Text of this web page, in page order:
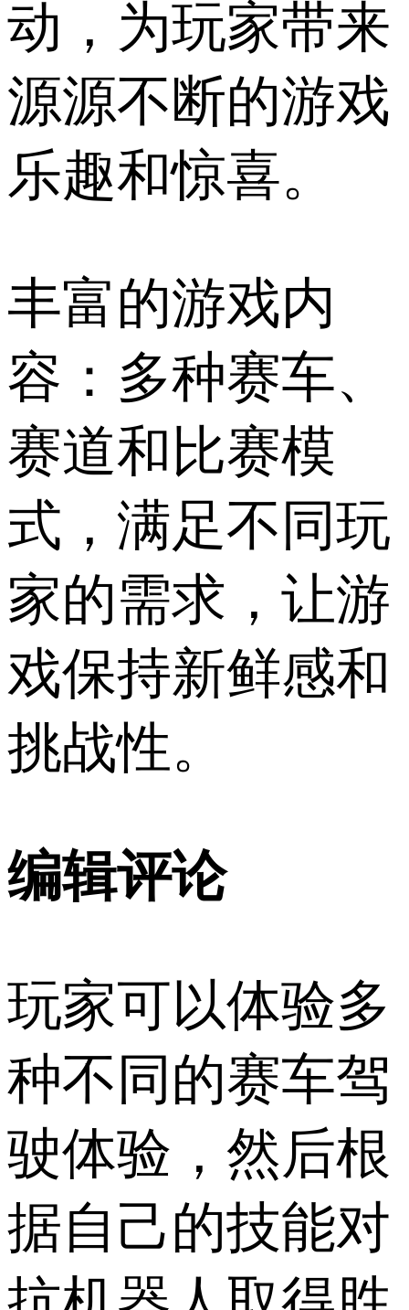
动，为玩家带来
源源不断的游戏
乐趣和惊喜。
丰富的游戏内
容：多种赛车、
赛道和比赛模
式，满足不同玩
家的需求，让游
戏保持新鲜感和
挑战性。
编辑评论
玩家可以体验多
种不同的赛车驾
驶体验，然后根
据自己的技能对